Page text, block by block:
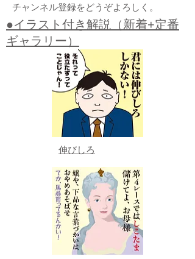
チャンネル登録をどうぞよろしく。
●イラスト付き解説（新着+定番
ギャラリー）
伸びしろ